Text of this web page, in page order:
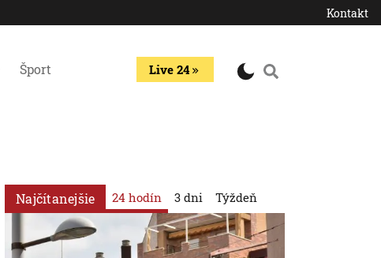
Kontakt
Šport Live 24
Najčítanejšie 24 hodín 3 dni Týždeň